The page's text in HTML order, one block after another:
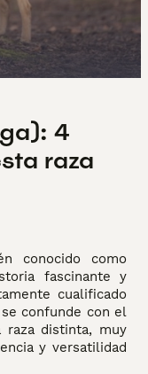
4
raza
conocido como
fascinante y
cualificado
confunde con el
raza distinta, muy
y versatilidad